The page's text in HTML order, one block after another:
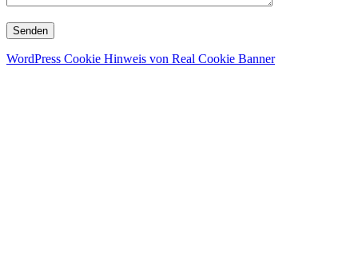
WordPress Cookie Hinweis von Real Cookie Banner